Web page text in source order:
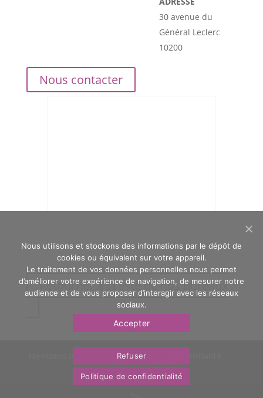
30 avenue du
Général Leclerc
10200
Nous contacter
Retourner à la liste de nos bureaux
Politique de confidentialité
Nous contacter
OasYs
Nous utilisons et stockons des informations par le dépôt de
cookies ou équivalent sur votre appareil.
Le traitement de vos données personnelles nous permet
d’améliorer votre expérience de navigation, de mesurer notre
audience et de vous proposer d’interagir avec les réseaux
sociaux.
Accepter
Refuser
Politique de confidentialité